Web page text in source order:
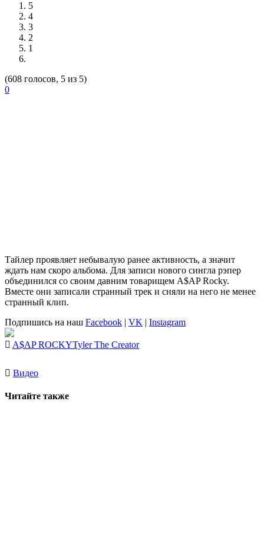
5
4
3
2
1
(608 голосов, 5 из 5)
0
Тайлер проявляет небывалую ранее активность, а значит
ждать нам скоро альбома. Для записи нового сингла рэпер
объединился со своим давним товарищем A$AP Rocky.
Вместе они записали странный трек и сняли на него не менее
странный клип.
Подпишись на наш Facebook | VK | Instagram
A$AP ROCKYTyler The Creator
Видео
Читайте также